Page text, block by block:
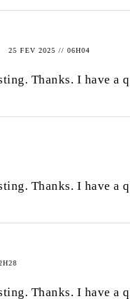
25 FEV 2025 // 06H04
Thanks. I have a
Thanks. I have a
Thanks. I have a